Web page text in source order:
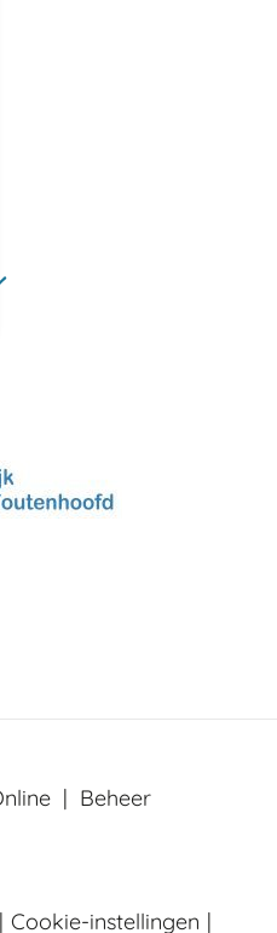
| Beheer
| Cookie-instellingen |